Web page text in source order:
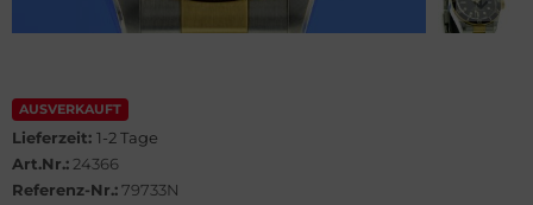
AUSVERKAUFT
Lieferzeit: 1-2 Tage
Art.Nr.: 24366
Referenz-Nr.:79733N
LeCoultre
Lacroix